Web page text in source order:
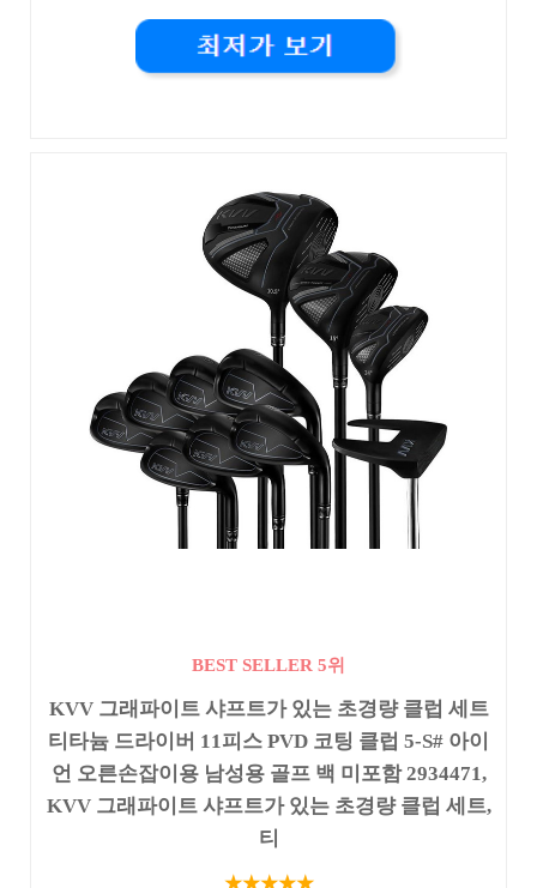
BEST SELLER 5위
KVV 그래파이트 샤프트가 있는 초경량 클럽 세트
티타늄 드라이버 11피스 PVD 코팅 클럽 5-S# 아이
언 오른손잡이용 남성용 골프 백 미포함 2934471,
KVV 그래파이트 샤프트가 있는 초경량 클럽 세트,
티
★★★★★